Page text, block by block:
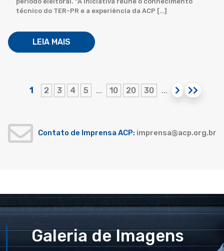
técnico do TER-PR e a experiência da ACP […]
LEIA MAIS
1 2 3 4 5 ... 10 20 30 ...
Contato de Imprensa ACP: imprensa@acp.org.br
Galeria de Imagens